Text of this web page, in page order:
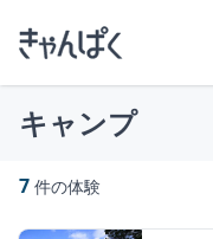
キャンプ
7 件の体験